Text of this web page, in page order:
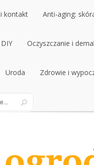
kontakt
kontakt
Anti-aging:
Anti-aging:
Oczyszczanie i
Oczyszczanie i
Uroda
Uroda
Zdrowie i